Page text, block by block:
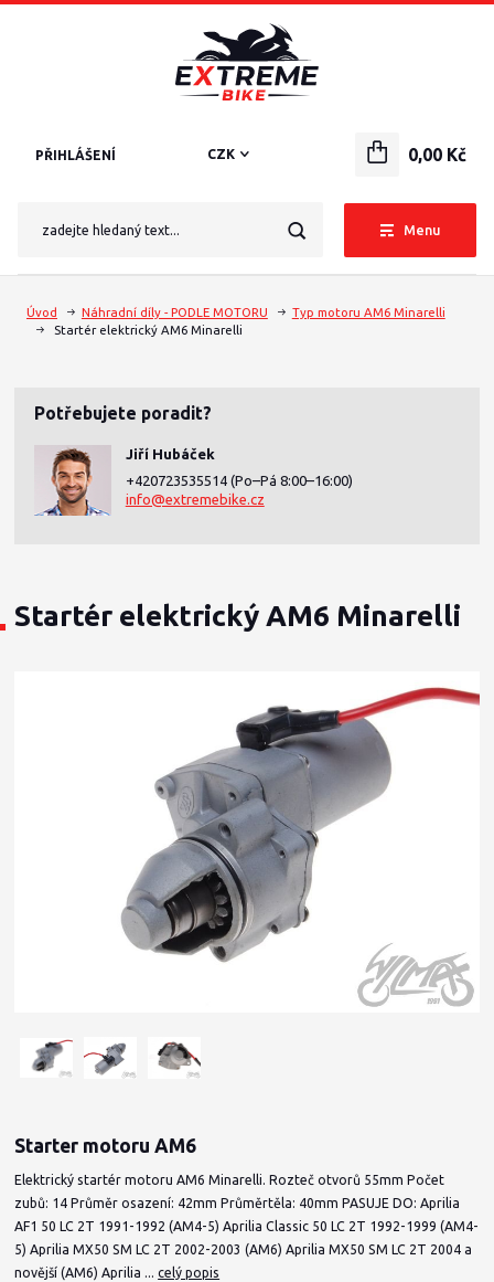
Menu
CZK
PŘIHLÁŠENÍ 0,00 Kč
Úvod Náhradní díly - PODLE MOTORU
Typ motoru AM6 Minarelli
Startér elektrický AM6 Minarelli
Potřebujete poradit?
Jiří Hubáček
+420723535514 (Po–Pá 8:00–16:00)
info@extremebike.cz
Startér elektrický AM6 Minarelli
Starter motoru AM6
Elektrický startér motoru AM6 Minarelli. Rozteč otvorů 55mm Počet
zubů: 14 Průměr osazení: 42mm Průměrtěla: 40mm PASUJE DO: Aprilia
AF1 50 LC 2T 1991-1992 (AM4-5) Aprilia Classic 50 LC 2T 1992-1999 (AM4-
5) Aprilia MX50 SM LC 2T 2002-2003 (AM6) Aprilia MX50 SM LC 2T 2004 a
novější (AM6) Aprilia ...celý popis